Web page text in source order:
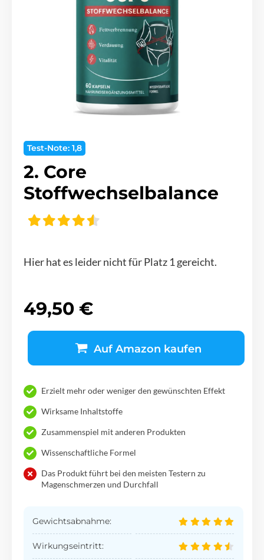
Test-Note: 1,8
2. Core
Stoffwechselbalance
Hier hat es leider nicht für Platz 1 gereicht.
49,50 €
Auf Amazon kaufen
Erzielt mehr oder weniger den gewünschten Effekt
Wirksame Inhaltstoffe
Zusammenspiel mit anderen Produkten
Wissenschaftliche Formel
Das Produkt führt bei den meisten Testern zu
Magenschmerzen und Durchfall
Gewichtsabnahme:
Wirkungseintritt: